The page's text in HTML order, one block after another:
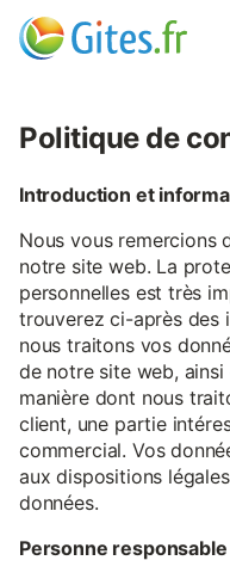
Politique de
Introduction et
Nous vous remercions
notre site web. La
personnelles est très
trouverez ci-après des
nous traitons vos
de notre site web,
manière dont nous
client, une partie
commercial. Vos
aux dispositions
données.
Personne responsable